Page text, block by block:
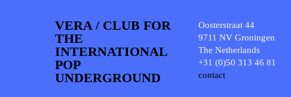
VERA / CLUB FOR
THE
INTERNATIONAL
POP
UNDERGROUND
Oosterstraat 44
9711 NV Groningen
The Netherlands
+31 (0)50 313 46 81
contact